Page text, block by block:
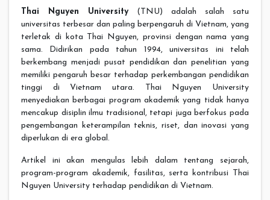
Thai Nguyen University(TNU) adalah salah satu
universitas terbesar dan paling berpengaruh di Vietnam, yang
terletak di kota Thai Nguyen, provinsi dengan nama yang
sama. Didirikan pada tahun 1994, universitas ini telah
berkembang menjadi pusat pendidikan dan penelitian yang
memiliki pengaruh besar terhadap perkembangan pendidikan
tinggi di Vietnam utara. Thai Nguyen University
menyediakan berbagai program akademik yang tidak hanya
mencakup disiplin ilmu tradisional, tetapi juga berfokus pada
pengembangan keterampilan teknis, riset, dan inovasi yang
diperlukan di era global.
Artikel ini akan mengulas lebih dalam tentang sejarah,
program-program akademik, fasilitas, serta kontribusi Thai
Nguyen University terhadap pendidikan di Vietnam.